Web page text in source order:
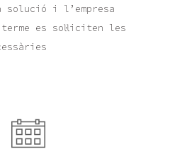
solució i l’empresa
es sol·liciten les